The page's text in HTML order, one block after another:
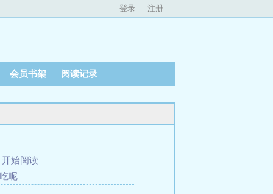
登录 注册
会员书架 阅读记录
开始阅读
呢